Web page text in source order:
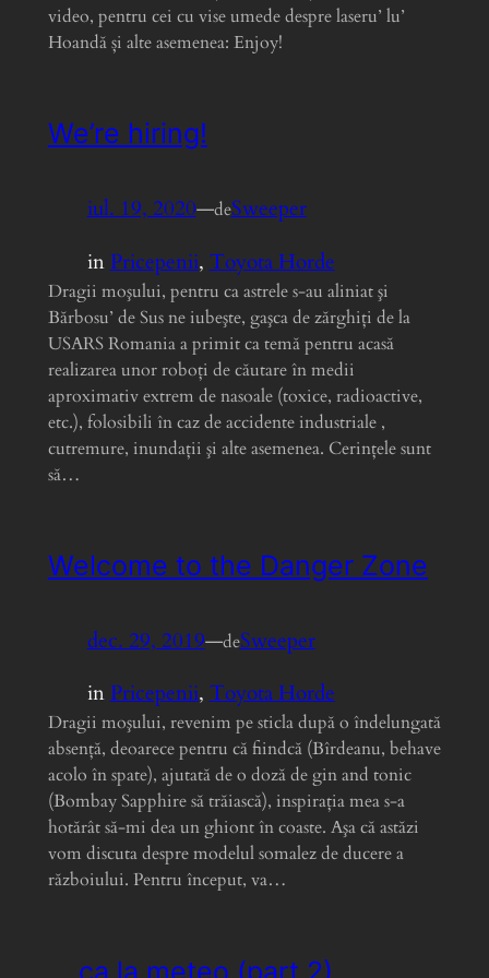
video, pentru cei cu vise umede despre laseru’ lu’
Hoandă și alte asemenea: Enjoy!
We’re hiring!
iul. 19, 2020—deSweeper
inPricepenii, Toyota Horde
Dragii moşului, pentru ca astrele s-au aliniat şi
Bărbosu’ de Sus ne iubeşte, gaşca de zărghiţi de la
USARS Romania a primit ca temă pentru acasă
realizarea unor roboţi de căutare în medii
aproximativ extrem de nasoale (toxice, radioactive,
etc.), folosibili în caz de accidente industriale ,
cutremure, inundaţii şi alte asemenea. Cerinţele sunt
să…
Welcome to the Danger Zone
dec. 29, 2019—deSweeper
inPricepenii, Toyota Horde
Dragii moşului, revenim pe sticla după o îndelungată
absenţă, deoarece pentru că fiindcă (Bîrdeanu, behave
acolo în spate), ajutată de o doză de gin and tonic
(Bombay Sapphire să trăiască), inspiraţia mea s-a
hotărât să-mi dea un ghiont în coaste. Aşa că astăzi
vom discuta despre modelul somalez de ducere a
războiului. Pentru început, va…